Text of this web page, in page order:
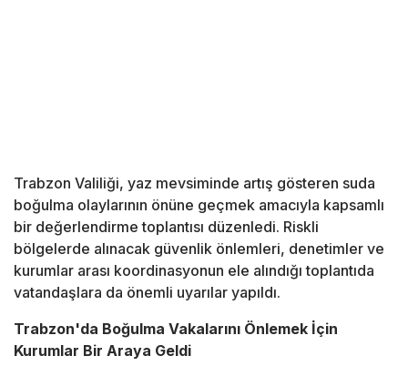
Trabzon Valiliği, yaz mevsiminde artış gösteren suda
boğulma olaylarının önüne geçmek amacıyla kapsamlı
bir değerlendirme toplantısı düzenledi. Riskli
bölgelerde alınacak güvenlik önlemleri, denetimler ve
kurumlar arası koordinasyonun ele alındığı toplantıda
vatandaşlara da önemli uyarılar yapıldı.
Trabzon'da Boğulma Vakalarını Önlemek İçin
Kurumlar Bir Araya Geldi